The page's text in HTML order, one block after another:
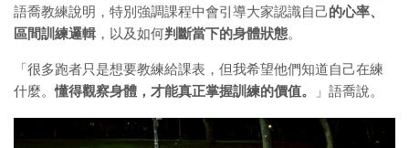
語喬教練說明，特別強調課程中會引導大家認識自己的心率、
區間訓練邏輯 ，以及如何判斷當下的身體狀態。
「很多跑者只是想要教練給課表，但我希望他們知道自己在練
什麼。懂得觀察身體，才能真正掌握訓練的價值。 」語喬說。